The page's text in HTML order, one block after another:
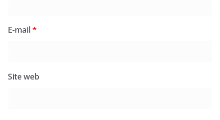
E-mail*
Site web